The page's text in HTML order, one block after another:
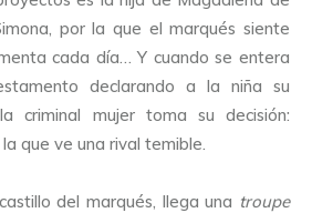
por la que el marqués siente
cada día… Y cuando se entera
declarando a la niña su
criminal mujer toma su decisión:
que ve una rival temible.
del marqués, llega una troupe